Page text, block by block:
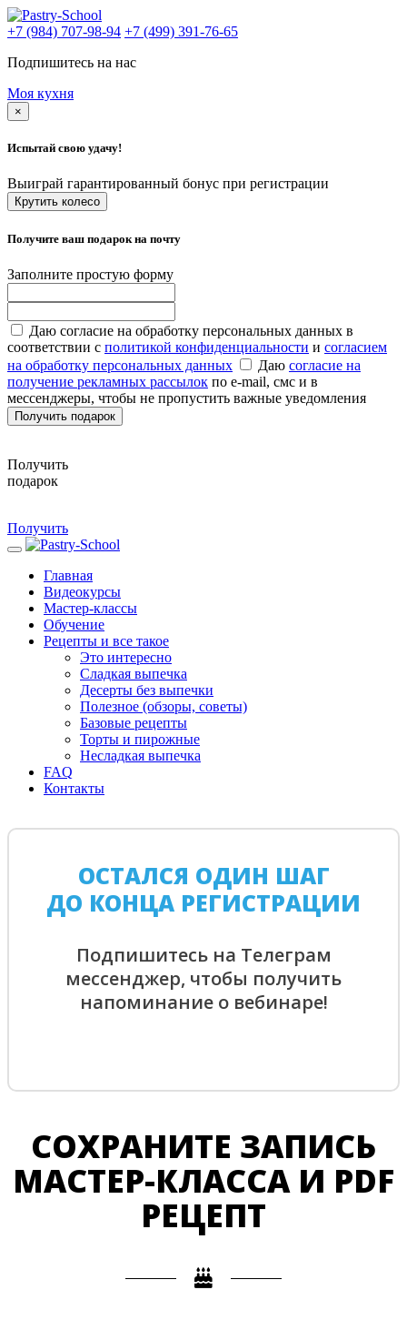
+7 (984) 707-98-94 +7 (499) 391-76-65
Подпишитесь на нас
Моя кухня
×
Испытай свою удачу!
Выиграй гарантированный бонус при регистрации
Крутить колесо
Получите ваш подарок на почту
Заполните простую форму
Даю согласие на обработку персональных данных в
соответствии с политикой конфиденциальности и согласием
на обработку персональных данных
Даю согласие на
получение рекламных рассылок по e-mail, смс и в
мессенджеры, чтобы не пропустить важные уведомления
Получить подарок
Получить
подарок
Получить
Главная
Видеокурсы
Мастер-классы
Обучение
Рецепты и все такое
Это интересно
Сладкая выпечка
Десерты без выпечки
Полезное (обзоры, советы)
Базовые рецепты
Торты и пирожные
Несладкая выпечка
FAQ
Контакты
ОСТАЛСЯ ОДИН ШАГ
ДО КОНЦА РЕГИСТРАЦИИ
Подпишитесь на Телеграм
мессенджер, чтобы получить
напоминание о вебинаре!
СОХРАНИТЕ ЗАПИСЬ
МАСТЕР-КЛАССА И PDF
РЕЦЕПТ